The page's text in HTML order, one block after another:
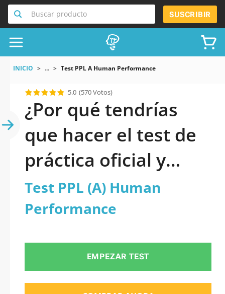
Buscar producto SUSCRIBIR
INICIO ... Test PPL A Human Performance
5.0 (570 Votos)
¿Por qué tendrías
que hacer el test de
práctica oficial y
actualizado de Test
PPL (A) Human
Test PPL (A) Human
Performance
EMPEZAR TEST